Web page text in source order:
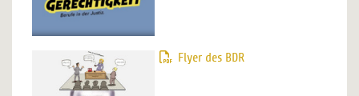
Flyer des BDR